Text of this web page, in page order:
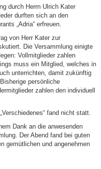
durch Herrn Ulrich Kater
durften sich an den
„Adria“ erfreuen.
von Herr Kater zur
Die Versammlung einigte
Vollmitglieder zahlen
muss ein Mitglied, welches in
unterrichten, damit zukünftig
persönliche
zahlen den individuell
fand nicht statt.
Dank an die anwesenden
Der Abend fand bei guten
gemütlichen und angenehmen